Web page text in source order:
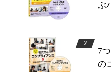
ぶ
7
の